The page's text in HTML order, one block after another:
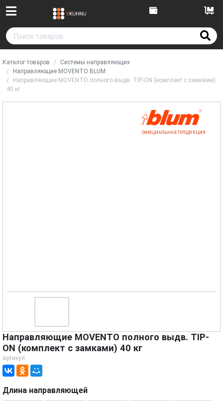
Каталог товаров
Системы направляющих
Направляющие MOVENTO BLUM
Направляющие MOVENTO полного выдв. TIP-ON (комплект с замками)
40 кг
ОФИЦИАЛЬНАЯ ПРОДУКЦИЯ
Направляющие MOVENTO полного выдв. TIP-
ON (комплект с замками) 40 кг
Артикул
Длина направляющей